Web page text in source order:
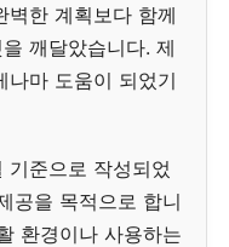
벽한 계획보다 함께
깨달았습니다. 제
나마 도움이 되었기
준으로 작성되었
공을 목적으로 합니
환경이나 사용하는